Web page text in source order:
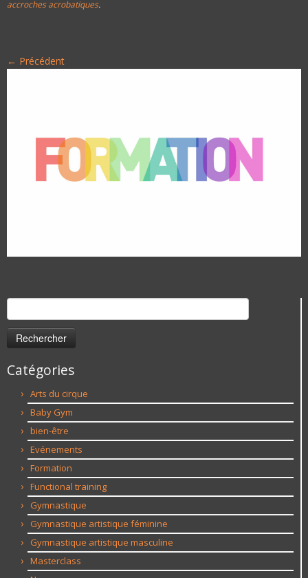
accroches acrobatiques.
← Précédent
Rechercher :
Catégories
Arts du cirque
Baby Gym
bien-être
Evénements
Formation
Functional training
Gymnastique
Gymnastique artistique féminine
Gymnastique artistique masculine
Masterclass